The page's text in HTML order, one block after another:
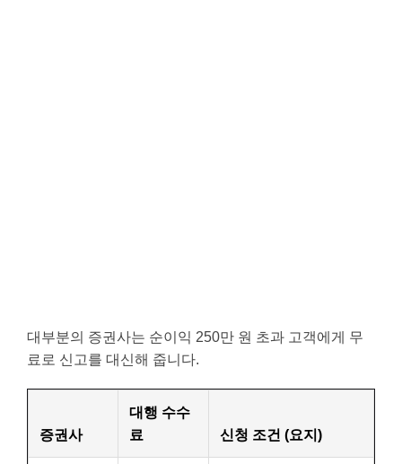
대부분의 증권사는 순이익 250만 원 초과 고객에게 무
료로 신고를 대신해 줍니다.
증권사
대행 수수
료
신청 조건 (요지)